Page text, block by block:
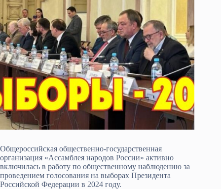
Общероссийская общественно-государственная
организация «Ассамблея народов России» активно
включилась в работу по общественному наблюдению за
проведением голосования на выборах Президента
Российской Федерации в 2024 году.